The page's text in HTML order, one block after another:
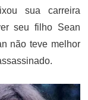
sua carreira
seu filho Sean
não teve melhor